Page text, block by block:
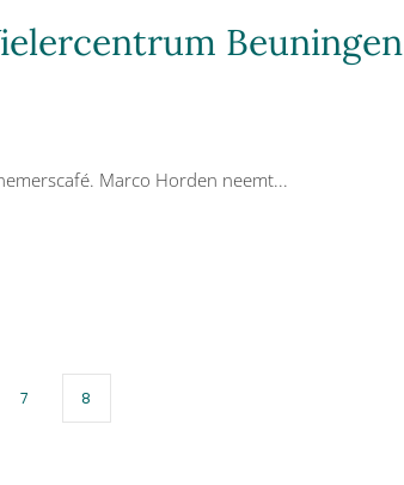
Beuningen
Marco Horden neemt...
7 8